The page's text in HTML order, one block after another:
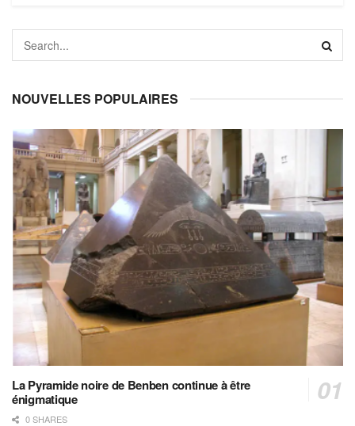
NOUVELLES POPULAIRES
La Pyramide noire de Benben continue à être
énigmatique
0 SHARES